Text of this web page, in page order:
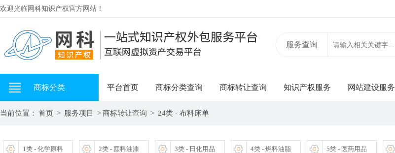
欢迎光临网科知识产权官方网站！
服务查询
商标分类 平台首页 商标分类查询 商标转让查询 知识产权服务 网站建设服务
当前位置： 首页 > 服务项目 >商标转让查询 > 24类 - 布料床单
1类 - 化学原料 2类 - 颜料油漆 3类 - 日化用品 4类 - 燃料油脂 5类 - 医药用品